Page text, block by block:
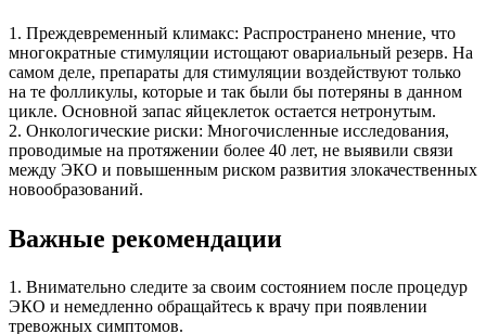
1. Преждевременный климакс: Распространено мнение, что
многократные стимуляции истощают овариальный резерв. На
самом деле, препараты для стимуляции воздействуют только
на те фолликулы, которые и так были бы потеряны в данном
цикле. Основной запас яйцеклеток остается нетронутым.
2. Онкологические риски: Многочисленные исследования,
проводимые на протяжении более 40 лет, не выявили связи
между ЭКО и повышенным риском развития злокачественных
новообразований.
Важные рекомендации
1. Внимательно следите за своим состоянием после процедур
ЭКО и немедленно обращайтесь к врачу при появлении
тревожных симптомов.